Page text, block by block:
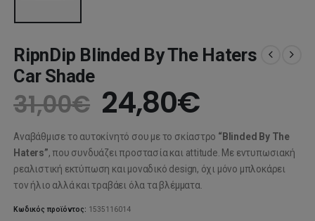
RipnDip Blinded By The Haters
Car Shade
31,00€ Original
price
was:
31,00€.
24,80€Η
τιμή
είναι:
Αναβάθμισε το αυτοκίνητό σου με το σκίαστρο “Blinded By The
Haters”, που συνδυάζει προστασία και attitude. Με εντυπωσιακή
ρεαλιστική εκτύπωση και μοναδικό design, όχι μόνο μπλοκάρει
τον ήλιο αλλά και τραβάει όλα τα βλέμματα.
Κωδικός προϊόντος: 1535116014